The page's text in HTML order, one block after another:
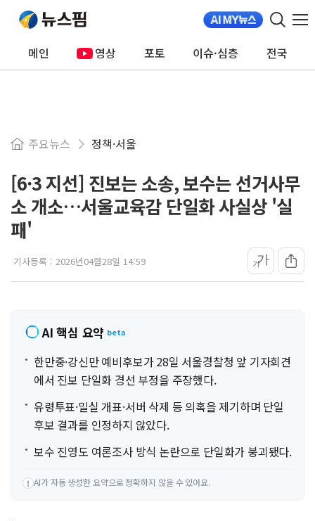
메인 영상 포토 이슈·심층 전국
주요뉴스 정책·서울
[6·3 지선] 진보는 소송, 보수는 선거사무
소 개소…서울교육감 단일화 사실상 '실
패'
기사등록 : 2026년04월28일 14:59 가가
AI 핵심 요약 beta
한만중·강신만 예비후보가 28일 서울경찰청 앞 기자회견
에서 진보 단일화 경선 부정을 주장했다.
유령투표·밀실 개표·서버 삭제 등 의혹을 제기하며 단일
후보 결과를 인정하지 않았다.
보수 진영도 여론조사 방식 논란으로 단일화가 붕괴됐다.
! AI가 자동 생성한 요약으로 정확하지 않을 수 있어요.